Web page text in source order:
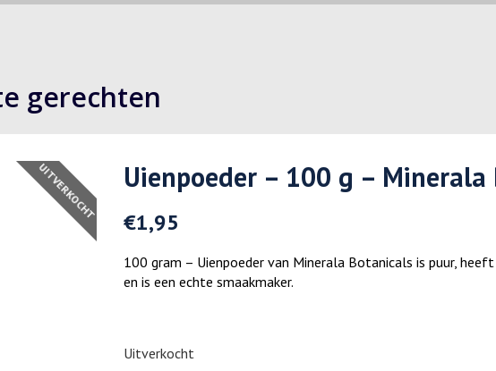
gerechten
UITVERKOCHT Uienpoeder – 100 g –
€1,95
100 gram – Uienpoeder van Minerala Botanicals is puur,
en is een echte smaakmaker.
Uitverkocht